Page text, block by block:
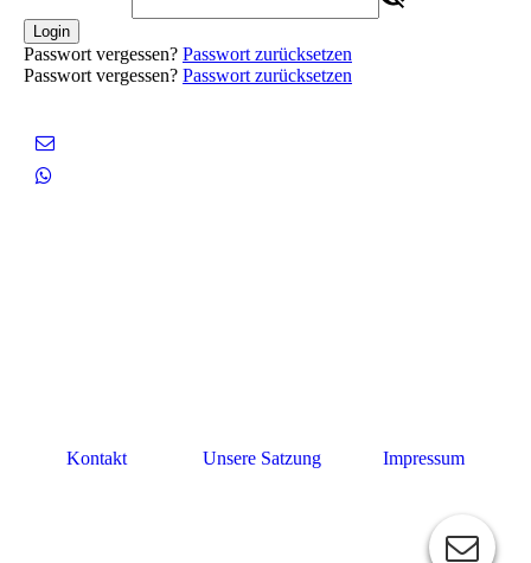
Login
Passwort vergessen? Passwort zurücksetzen
Passwort vergessen? Passwort zurücksetzen
Kontakt Unsere Satzung Impressum